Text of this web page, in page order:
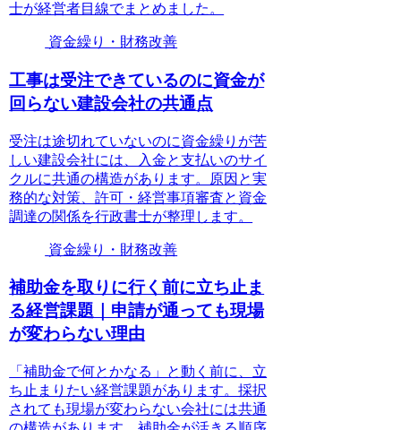
士が経営者目線でまとめました。
資金繰り・財務改善
工事は受注できているのに資金が
回らない建設会社の共通点
受注は途切れていないのに資金繰りが苦
しい建設会社には、入金と支払いのサイ
クルに共通の構造があります。原因と実
務的な対策、許可・経営事項審査と資金
調達の関係を行政書士が整理します。
資金繰り・財務改善
補助金を取りに行く前に立ち止ま
る経営課題｜申請が通っても現場
が変わらない理由
「補助金で何とかなる」と動く前に、立
ち止まりたい経営課題があります。採択
されても現場が変わらない会社には共通